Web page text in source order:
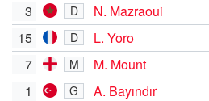
3
D N. Mazraoui
15 D L. Yoro
7 M M. Mount
1 G
A. Bayındır